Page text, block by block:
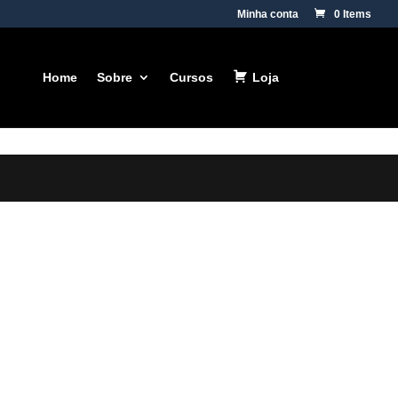
Minha conta 0 Items
Home Sobre Cursos Loja